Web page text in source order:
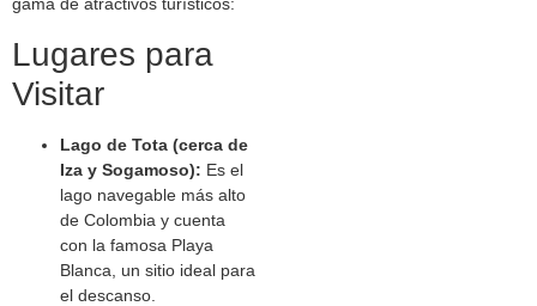
gama de atractivos turísticos:
Lugares para
Visitar
Lago de Tota (cerca de
Iza y Sogamoso): Es el
lago navegable más alto
de Colombia y cuenta
con la famosa Playa
Blanca, un sitio ideal para
el descanso.